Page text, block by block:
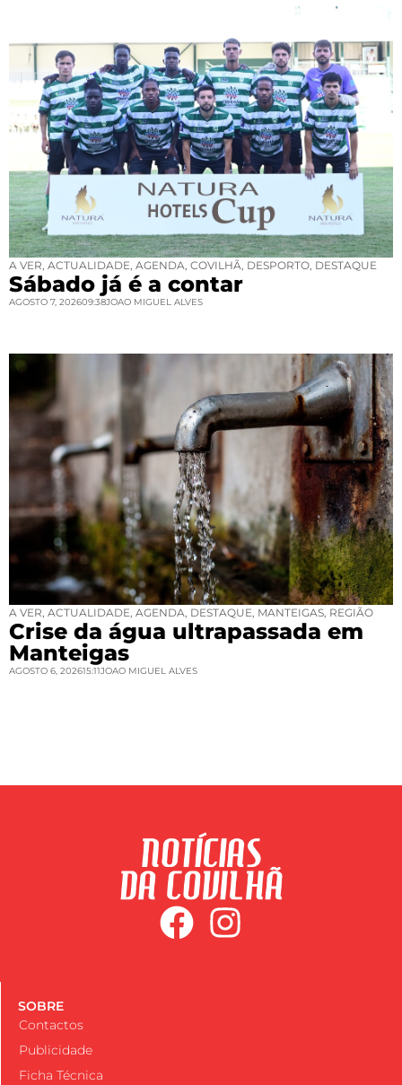
A VER ACTUALIDADE AGENDA COVILHÃ DESPORTO DESTAQUE
Sábado já é a contar
AGOSTO 7, 202609:38JOAO MIGUEL ALVES
A VER ACTUALIDADE AGENDA DESTAQUE MANTEIGAS REGIÃO
Crise da água ultrapassada em
Manteigas
AGOSTO 6, 202615:11JOAO MIGUEL ALVES
SOBRE
Contactos
Publicidade
Ficha Técnica